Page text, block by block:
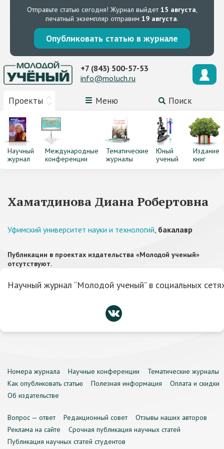
Отправьте статью сегодня! Журнал выйдет15 августа,
печатный экземпляр отправим 19 августа.
Опубликовать статью в журнале
Проекты Меню Поиск
+7 (843) 500-57-53
info@moluch.ru
Научный
журнал
Международные
конференции
Тематические
журналы
Юный
ученый
Издание
книг
Хаматдинова Диана Робертовна
Уфимский университет науки и технологий, бакалавр
Публикации в проектах издательства «Молодой ученый»
отсутствуют.
Научный журнал “Молодой ученый” в социальных
Номера журнала Научные конференции
Тематические журналы
Как опубликовать статью
Полезная информация
Оплата и скидки
Об издательстве
Вопрос — ответ Редакционный совет
Отзывы наших авторов
Реклама на сайте
Срочная публикация научных статей
Публикация научных статей студентов